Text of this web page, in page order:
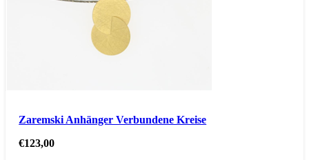
Zaremski Anhänger Verbundene Kreise
€123,00